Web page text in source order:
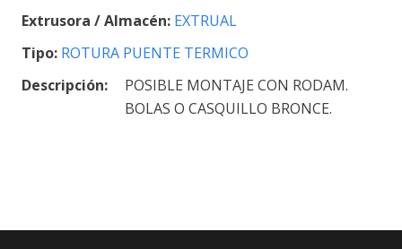
Extrusora / Almacén: EXTRUAL
Tipo: ROTURA PUENTE TERMICO
Descripción:
POSIBLE MONTAJE CON RODAM.
BOLAS O CASQUILLO BRONCE.